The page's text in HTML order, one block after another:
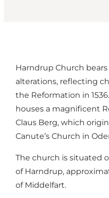
Harndrup Church
alterations, reflecting
the Reformation in
houses a magnificent
Claus Berg, which
Canute’s Church in
The church is situated
of Harndrup,
of Middelfart.